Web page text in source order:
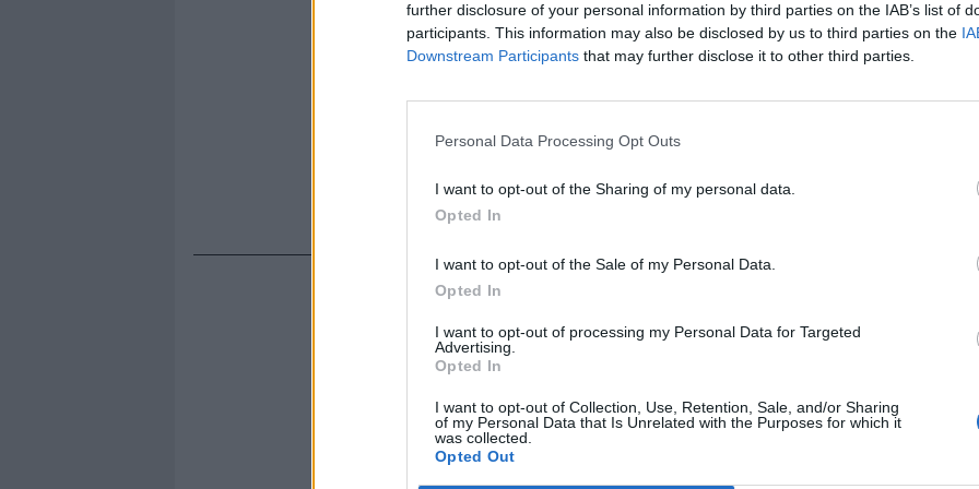
further disclosure of your personal information by third parties on the IAB’s list of
participants. This information may also be disclosed by us to third parties on the
Downstream Participants that may further disclose it to other third parties.
Personal Data Processing Opt Outs
I want to opt-out of the Sharing of my personal data.
Opted In
I want to opt-out of the Sale of my Personal Data.
Opted In
I want to opt-out of processing my Personal Data for Targeted
Advertising.
Opted In
I want to opt-out of Collection, Use, Retention, Sale, and/or Sharing
of my Personal Data that Is Unrelated with the Purposes for which it
was collected.
Opted Out
Trump, Meloni e la strategia